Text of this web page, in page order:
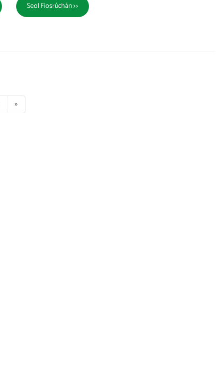
Seol Fiosrúchán >>
»